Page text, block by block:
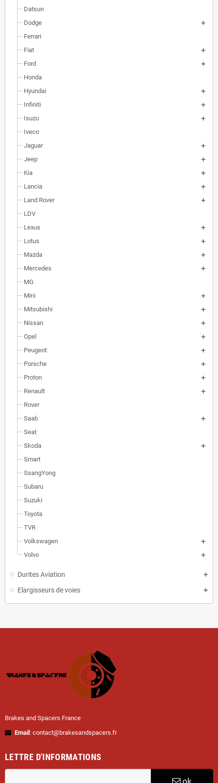
Datsun
Dodge
Ferrari
Fiat
Ford
Honda
Hyundai
Infiniti
Isuzu
Iveco
Jaguar
Jeep
Kia
Lancia
Land Rover
LDV
Lexus
Lotus
Mazda
Mercedes
MG
Mini
Mitsubishi
Nissan
Opel
Peugeot
Porsche
Proton
Renault
Rover
Saab
Seat
Skoda
Smart
SsangYong
Subaru
Suzuki
Toyota
TVR
Volkswagen
Volvo
Durites Aviation
Elargisseurs de voies
Brakes and Spacers France
Email : contact@brakesandspacers.fr
LETTRE D'INFORMATIONS